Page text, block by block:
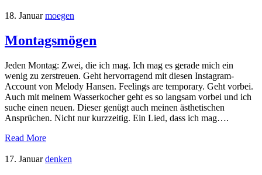
18. Januar moegen
Montagsmögen
Jeden Montag: Zwei, die ich mag. Ich mag es gerade mich ein
wenig zu zerstreuen. Geht hervorragend mit diesen Instagram-
Account von Melody Hansen. Feelings are temporary. Geht vorbei.
Auch mit meinem Wasserkocher geht es so langsam vorbei und ich
suche einen neuen. Dieser genügt auch meinen ästhetischen
Ansprüchen. Nicht nur kurzzeitig. Ein Lied, dass ich mag….
Read More
17. Januar denken